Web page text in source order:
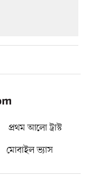
প্রথম আলো ট্রাস্ট
মোবাইল ভ্যাস